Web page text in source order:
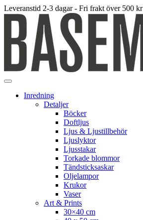
Leveranstid 2-3 dagar - Fri frakt över 500 kr
Inredning
Detaljer
Böcker
Doftljus
Ljus & Ljustillbehör
Ljuslyktor
Ljusstakar
Torkade blommor
Tändsticksaskar
Oljelampor
Krukor
Vaser
Art & Prints
30×40 cm